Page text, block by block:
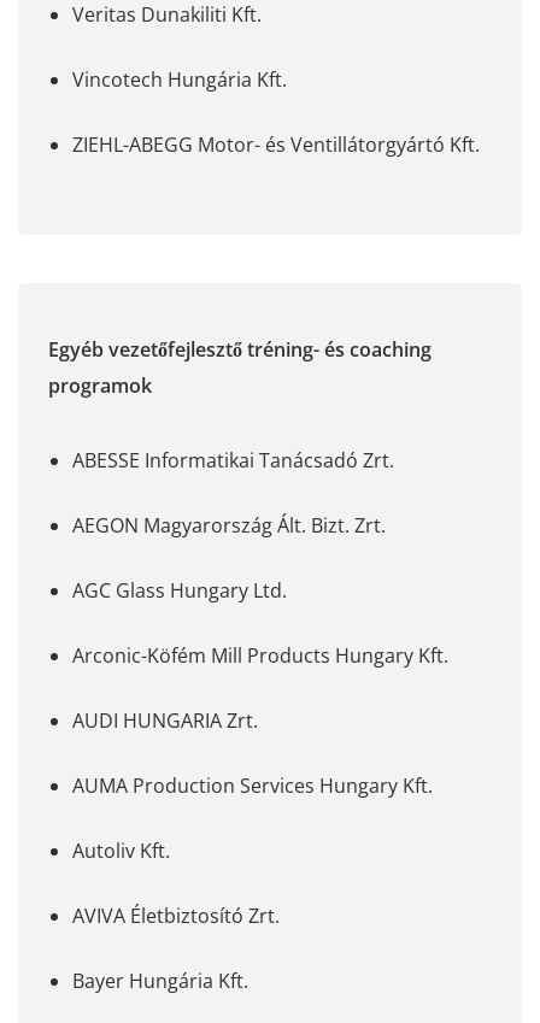
Veritas Dunakiliti Kft.
Vincotech Hungária Kft.
ZIEHL-ABEGG Motor- és Ventillátorgyártó Kft.
Egyéb vezetőfejlesztő tréning- és coaching
programok
ABESSE Informatikai Tanácsadó Zrt.
AEGON Magyarország Ált. Bizt. Zrt.
AGC Glass Hungary Ltd.
Arconic-Köfém Mill Products Hungary Kft.
AUDI HUNGARIA Zrt.
AUMA Production Services Hungary Kft.
Autoliv Kft.
AVIVA Életbiztosító Zrt.
Bayer Hungária Kft.